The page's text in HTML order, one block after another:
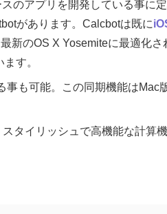
のアプリを開発している事に
があります。Calcbotは既に
新のOS X Yosemiteに最適化さ
す。
も可能。この同期機能はMac
タイリッシュで高機能な計算